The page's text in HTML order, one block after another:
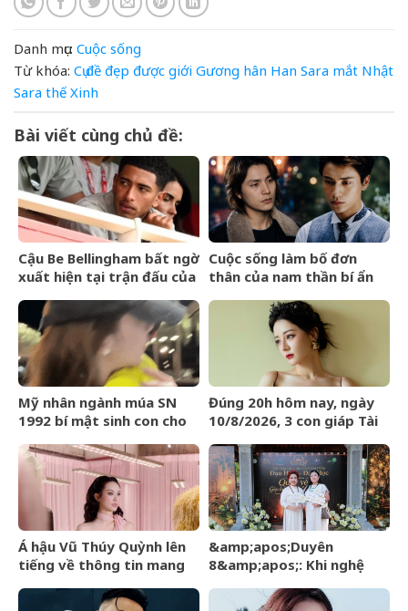
Danh mục: Cuộc sống
Từ khóa: Cụ đề đẹp được giới Gương hân Han Sara mắt Nhật
Sara thế Xinh
Bài viết cùng chủ đề:
Cậu Be Bellingham bất ngờ
xuất hiện tại trận đấu của
Cuộc sống làm bố đơn
thân của nam thần bí ẩn
Mỹ nhân ngành múa SN
1992 bí mật sinh con cho
gây choáng ngợp
Đúng 20h hôm nay, ngày
10/8/2026, 3 con giáp Tài
nhà, đổi đời ngoạn mục
Á hậu Vũ Thúy Quỳnh lên
tiếng về thông tin mang
Phạm
&amp;apos;Duyên
8&amp;apos;: Khi nghệ
– đạo học giữa lòng Hà Nội